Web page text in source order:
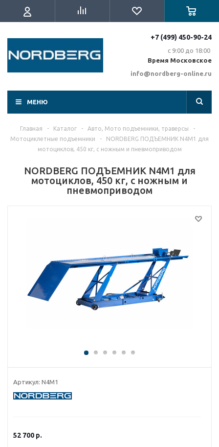
+7 (499) 450-90-24
с 9:00 до 18:00
Время Московское
info@nordberg-online.ru
МЕНЮ
Главная - Каталог - Авто, Мото подъемники, траверсы
-
Мотоциклетные подъемники
-
NORDBERG ПОДЪЕМНИК N4M1 для
мотоциклов, 450 кг, с ножным и пневмоприводом
NORDBERG ПОДЪЕМНИК N4M1 для
мотоциклов, 450 кг, с ножным и
пневмоприводом
Артикул: N4M1
52 700 р.